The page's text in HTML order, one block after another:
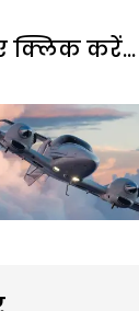
क्लिक करें...